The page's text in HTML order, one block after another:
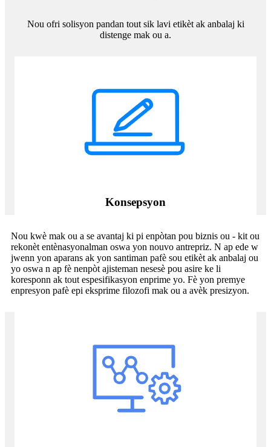
Nou ofri solisyon pandan tout sik lavi etikèt ak anbalaj ki
distenge mak ou a.
Konsepsyon
Nou kwè mak ou a se avantaj ki pi enpòtan pou biznis ou - kit ou
rekonèt entènasyonalman oswa yon nouvo antrepriz. N ap ede w
jwenn yon aparans ak yon santiman pafè sou etikèt ak anbalaj ou
yo oswa n ap fè nenpòt ajisteman nesesè pou asire ke li
koresponn ak tout espesifikasyon enprime yo. Fè yon premye
enpresyon pafè epi eksprime filozofi mak ou a avèk presizyon.